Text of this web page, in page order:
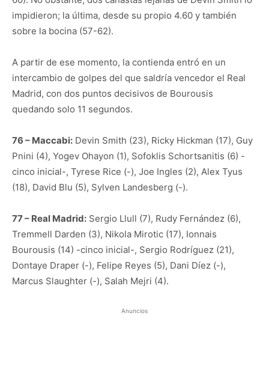
impidieron; la última, desde su propio 4.60 y también
sobre la bocina (57-62).
A partir de ese momento, la contienda entró en un
intercambio de golpes del que saldría vencedor el Real
Madrid, con dos puntos decisivos de Bourousis
quedando solo 11 segundos.
76 – Maccabi: Devin Smith (23), Ricky Hickman (17), Guy
Pnini (4), Yogev Ohayon (1), Sofoklis Schortsanitis (6) -
cinco inicial-, Tyrese Rice (-), Joe Ingles (2), Alex Tyus
(18), David Blu (5), Sylven Landesberg (-).
77 – Real Madrid: Sergio Llull (7), Rudy Fernández (6),
Tremmell Darden (3), Nikola Mirotic (17), Ionnais
Bourousis (14) -cinco inicial-, Sergio Rodríguez (21),
Dontaye Draper (-), Felipe Reyes (5), Dani Díez (-),
Marcus Slaughter (-), Salah Mejri (4).
Anuncios